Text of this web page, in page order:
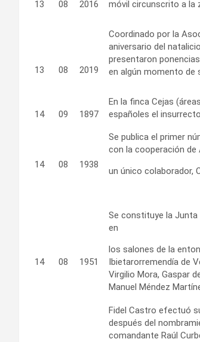
13 08 2016
móvil circunscrito a la
13 08 2019
Coordinado por la
aniversario del
presentaron
en algún momento de
14 09 1897
En la finca Cejas
españoles el
14 08 1938
Se publica el primer
con la cooperación de
un único colaborador,
14 08 1951
Se constituye la Junta
en
los salones de la
Ibietarorremendía de
Virgilio Mora, Gaspar
Manuel Méndez
Fidel Castro efectuó
después del
comandante Raúl